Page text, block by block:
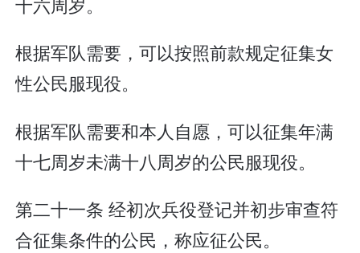
根据军队需要，可以按照前款规定征集女
性公民服现役。
根据军队需要和本人自愿，可以征集年满
十七周岁未满十八周岁的公民服现役。
第二十一条 经初次兵役登记并初步审查符
合征集条件的公民，称应征公民。